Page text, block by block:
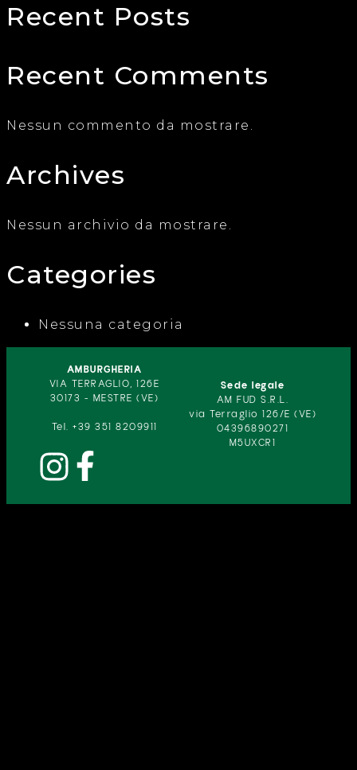
Recent Posts
Recent Comments
Nessun commento da mostrare.
Archives
Nessun archivio da mostrare.
Categories
Nessuna categoria
AMBURGHERIA
VIA TERRAGLIO, 126E
30173 - MESTRE (VE)
Tel. +39 351 8209911
Sede legale
AM FUD S.R.L.
via Terraglio 126/E (VE)
04396890271
M5UXCR1